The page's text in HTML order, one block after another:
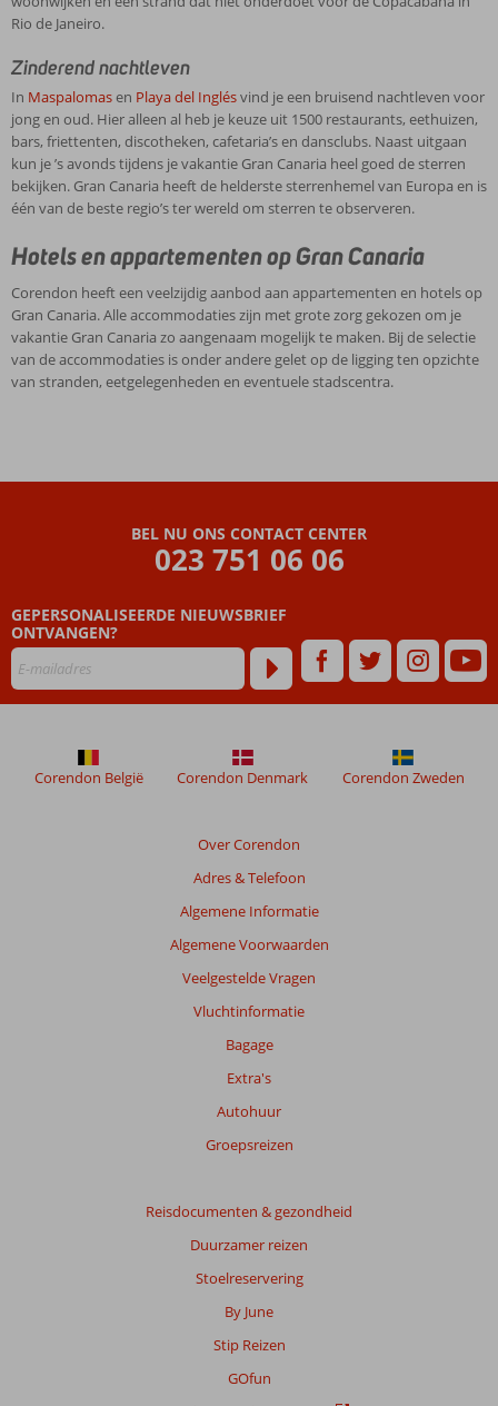
Rio de Janeiro.
Zinderend nachtleven
In Maspalomasen Playa del Inglésvind je een bruisend nachtleven voor
jong en oud. Hier alleen al heb je keuze uit 1500 restaurants, eethuizen,
bars, friettenten, discotheken, cafetaria’s en dansclubs. Naast uitgaan
kun je ’s avonds tijdens je vakantie Gran Canaria heel goed de sterren
bekijken. Gran Canaria heeft de helderste sterrenhemel van Europa en is
één van de beste regio’s ter wereld om sterren te observeren.
Hotels en appartementen op Gran Canaria
Corendon heeft een veelzijdig aanbod aan appartementen en hotels op
Gran Canaria. Alle accommodaties zijn met grote zorg gekozen om je
vakantie Gran Canaria zo aangenaam mogelijk te maken. Bij de selectie
van de accommodaties is onder andere gelet op de ligging ten opzichte
van stranden, eetgelegenheden en eventuele stadscentra.
BEL NU ONS CONTACT CENTER
023 751 06 06
GEPERSONALISEERDE NIEUWSBRIEF
ONTVANGEN?
Over Corendon
Adres & Telefoon
Algemene Informatie
Algemene Voorwaarden
Veelgestelde Vragen
Vluchtinformatie
Bagage
Extra's
Autohuur
Groepsreizen
Reisdocumenten & gezondheid
Duurzamer reizen
Stoelreservering
By June
Stip Reizen
GOfun
Corendon België Corendon Denmark Corendon Zweden